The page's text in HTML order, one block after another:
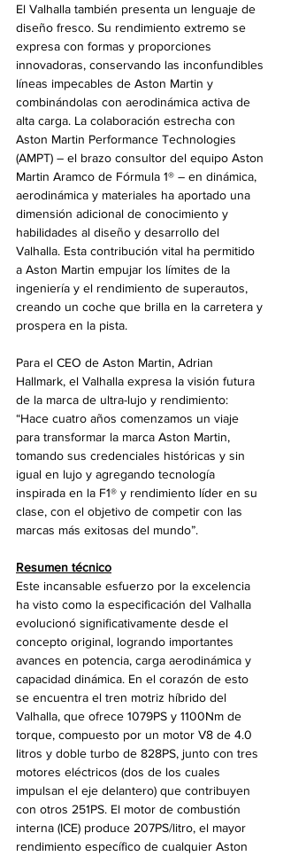
El Valhalla también presenta un lenguaje de
diseño fresco. Su rendimiento extremo se
expresa con formas y proporciones
innovadoras, conservando las inconfundibles
líneas impecables de Aston Martin y
combinándolas con aerodinámica activa de
alta carga. La colaboración estrecha con
Aston Martin Performance Technologies
(AMPT) – el brazo consultor del equipo Aston
Martin Aramco de Fórmula 1® – en dinámica,
aerodinámica y materiales ha aportado una
dimensión adicional de conocimiento y
habilidades al diseño y desarrollo del
Valhalla. Esta contribución vital ha permitido
a Aston Martin empujar los límites de la
ingeniería y el rendimiento de superautos,
creando un coche que brilla en la carretera y
prospera en la pista.
Para el CEO de Aston Martin, Adrian
Hallmark, el Valhalla expresa la visión futura
de la marca de ultra-lujo y rendimiento:
“Hace cuatro años comenzamos un viaje
para transformar la marca Aston Martin,
tomando sus credenciales históricas y sin
igual en lujo y agregando tecnología
inspirada en la F1® y rendimiento líder en su
clase, con el objetivo de competir con las
marcas más exitosas del mundo”.
Resumen técnico
Este incansable esfuerzo por la excelencia
ha visto como la especificación del Valhalla
evolucionó significativamente desde el
concepto original, logrando importantes
avances en potencia, carga aerodinámica y
capacidad dinámica. En el corazón de esto
se encuentra el tren motriz híbrido del
Valhalla, que ofrece 1079PS y 1100Nm de
torque, compuesto por un motor V8 de 4.0
litros y doble turbo de 828PS, junto con tres
motores eléctricos (dos de los cuales
impulsan el eje delantero) que contribuyen
con otros 251PS. El motor de combustión
interna (ICE) produce 207PS/litro, el mayor
rendimiento específico de cualquier Aston